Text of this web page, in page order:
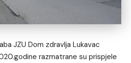
JZU Dom zdravlja Lukavac
razmatrane su prispjele